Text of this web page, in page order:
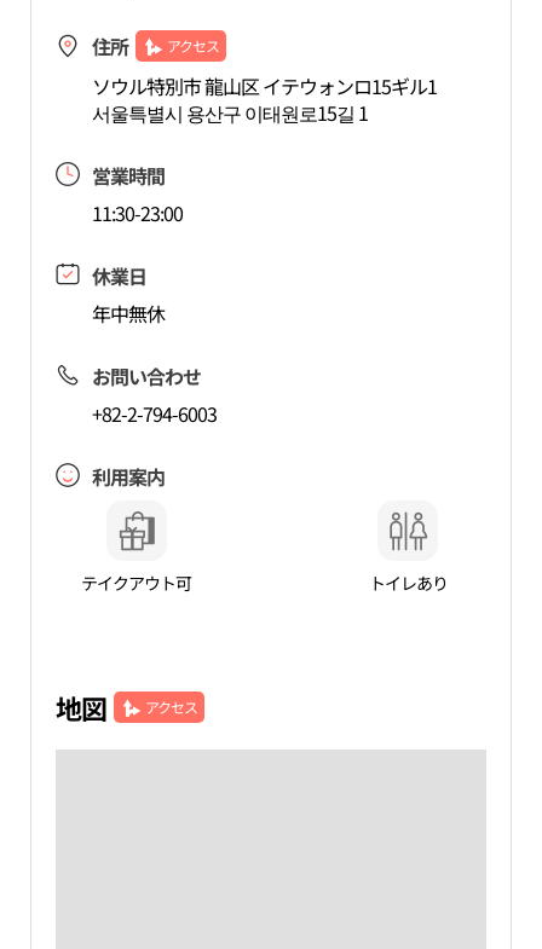
住所 アクセス
ソウル特別市 龍山区 イテウォンロ15ギル1
서울특별시 용산구 이태원로15길 1
営業時間
11:30-23:00
休業日
年中無休
お問い合わせ
+82-2-794-6003
利用案内
テイクアウト可 トイレあり
地図 アクセス